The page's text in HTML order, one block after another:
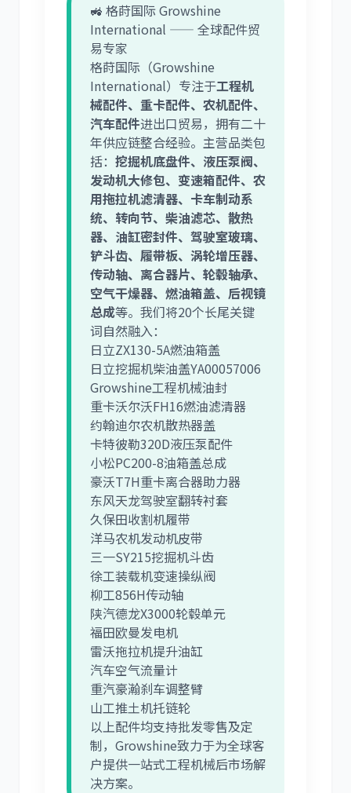
🚜 格莳国际 Growshine
International —— 全球配件贸
易专家
格莳国际（Growshine
International）专注于工程机
械配件、重卡配件、农机配件、
汽车配件进出口贸易，拥有二十
年供应链整合经验。主营品类包
括： 挖掘机底盘件、液压泵阀、
发动机大修包、变速箱配件、农
用拖拉机滤清器、卡车制动系
统、转向节、柴油滤芯、散热
器、油缸密封件、驾驶室玻璃、
铲斗齿、履带板、涡轮增压器、
传动轴、离合器片、轮毂轴承、
空气干燥器、燃油箱盖、后视镜
总成等。我们将20个长尾关键
词自然融入：
日立ZX130-5A燃油箱盖
日立挖掘机柴油盖YA00057006
Growshine工程机械油封
重卡沃尔沃FH16燃油滤清器
约翰迪尔农机散热器盖
卡特彼勒320D液压泵配件
小松PC200-8油箱盖总成
豪沃T7H重卡离合器助力器
东风天龙驾驶室翻转衬套
久保田收割机履带
洋马农机发动机皮带
三一SY215挖掘机斗齿
徐工装载机变速操纵阀
柳工856H传动轴
陕汽德龙X3000轮毂单元
福田欧曼发电机
雷沃拖拉机提升油缸
汽车空气流量计
重汽豪瀚刹车调整臂
山工推土机托链轮
以上配件均支持批发零售及定
制，Growshine致力于为全球客
户提供一站式工程机械后市场解
决方案。